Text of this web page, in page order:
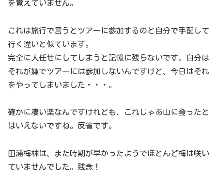
を覚えていません。
これは旅行で言うとツアーに参加するのと自分で手配して
行く違いと似ています。
完全に人任せにしてしまうと記憶に残らないです。自分は
それが嫌でツアーには参加しないんですけど、今日はそれ
をやってしまいました・・・。
確かに凄い楽なんですけれども、これじゃあ山に登ったと
はいえないですね。反省です。
田浦梅林は、まだ時期が早かったようでほとんど梅は咲い
ていませんでした。残念！